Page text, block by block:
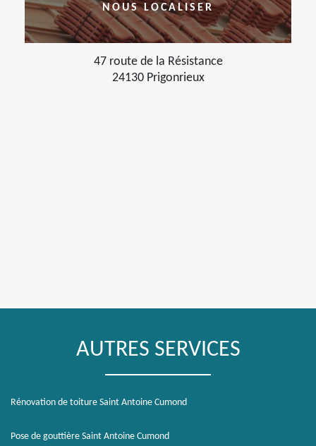
NOUS LOCALISER
47 route de la Résistance
24130 Prigonrieux
AUTRES SERVICES
Rénovation de toiture Saint Antoine Cumond
Pose de gouttière Saint Antoine Cumond